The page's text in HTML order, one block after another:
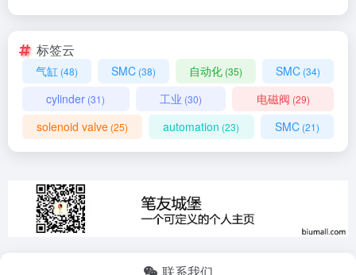
标签云
气缸 (48) SMC (38) 自动化 (35) SMC (34)
cylinder (31) 工业 (30) 电磁阀 (29)
solenoid valve (25) automation (23) SMC(21)